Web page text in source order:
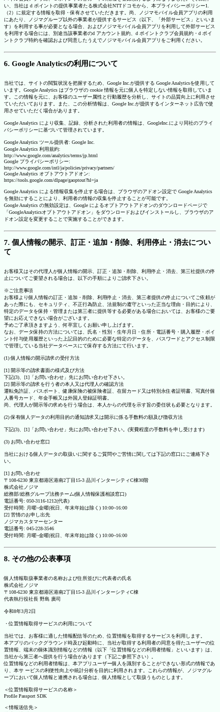
い、当社は d ポイントの提供事業者たる株式会社NTTドコモから、本プライバシーポリシー1.
（2）に規定する情報を取得・保有させていただきます。尚、ノジマモバイル会員アプリの利用
にあたり、ノジマグループ以外の事業者が提供するサービス（以下、「外部サービス」といいま
す）を利用する事が必要となる場合、およびノジマモバイル会員アプリを利用して外部サービス
を利用する場合には、別途当該事業者のd アカウント規約、d ポイントクラブ会員規約・d ポイ
ントクラブ特約を確認および同意したうえでノジマモバイル会員アプリをご利用ください。
6. Google Analyticsの利用について
当社では、サイトの閲覧状況を把握するため、Google Inc.が提供する Google Analyticsを使用して
います。Google Analytics はブラウザの cookie 情報を元に個人を特定しない情報を取得していま
す。この情報を元に、お客様のユーザー属性と行動履歴を分析し、サイトの品質向上に利用させ
ていただいております。また、この分析情報は、Google Inc.が提供するインターネット広告で使
用させていただく場合があります。
Google Analytics により収集、記録、分析された利用者の情報は、GoogleInc.により同社のプライ
バシーポリシーに基づいて管理されています。
Google Analytics ツール提供者: Google Inc.
Google Analytics 利用規約:
http://www.google.com/analytics/terms/jp.html
Google プライバシーポリシー:
http://www.google.com/intl/ja/policies/privacy/partners/
Google Analytics オプトアウトアドオン:
https://tools.google.com/dlpage/gaoptout?hl=ja
Google Analytics による情報収集を停止する場合は、ブラウザのアドオン設定で Google Analytics
を無効にすることにより、利用者の情報の収集を停止することが可能です。
Google Analytics の無効設定は、Google によるオプトアウトアドオンのダウンロードページで
「GoogleAnalyticsオプトアウトアドオン」をダウンロードおよびインストールし、ブラウザのア
ドオン設定を変更することで実施することができます。
7. 個人情報の開示、訂正・追加・削除、利用停止・消去につい
て
お客様又はその代理人が個人情報の開示、訂正・追加・削除、利用停止・消去、第三社提供の停
止についてご要望される場合は、以下の手順によりご請求下さい。
※ご注意事項
お客様より個人情報の訂正・追加・削除、利用停止・消去、第三者提供の停止についてご依頼が
あった際にも、セキュリティ、不正行為防止、法規制の遵守といった正当な理由・目的により、
特定のデータを保持・管理または第三者に提供等する必要がある場合においては、お客様のご要
望にお応えできない場合がございます。
予めご了承頂きますよう、何卒宜しくお願い申し上げます。
なお、データ保持の方法については、氏名・性別・生年月日・住所・電話番号・購入履歴・ポイ
ント付与使用履歴といった上記目的のために必要な特定のデータを、パスワードとアクセス制限
で管理している当社データベースにて保存する方法にて行います。
(1) 個人情報の開示請求の受付方法
[1] 開示等の請求書面の様式及び方法
下記(3)、[1]「お問い合わせ」先にお問い合わせ下さい。
[2] 開示等の請求を行う者の本人又は代理人の確認方法
運転免許証、パスポート、健康保険の被保険者証、在留カード又は特別永住者証明書、写真付個
人番号カード、年金手帳又は外国人登録証明書。
尚、代理人が開示等の求めを行う場合は、本人からの代理を示す旨の委任状も必要となります。
(2) 保有個人データの利用目的の通知請求又は開示に係る手数料の額及び徴収方法
下記(3)、[1]「お問い合わせ」先にお問い合わせ下さい。(実費程度の手数料を申し受けます)
(3) お問い合わせ窓口
当社における個人データの取扱いに関するご質問やご苦情に関しては下記の窓口にご連絡下さ
い。
[1] お問い合わせ
〒108-6230 東京都港区港南2丁目15-3 品川インターシティC棟30階
株式会社ノジマ
総務部/総務グループ法務チーム(個人情報保護相談窓口)
電話番号: 050-3116-1212(代表)
受付時間: 月曜~金曜(祝日、年末年始は除く) 10:00~16:00
[2] 苦情のお申し出先
ノジマカスタマーセンター
電話番号: 045-228-3546
受付時間: 月曜~金曜(祝日、年末年始は除く) 10:00~16:00
8. その他の公表事項
個人情報取扱事業者の名称および住所並びに代表者の氏名
株式会社ノジマ
〒108-6230 東京都港区港南2丁目15-3 品川インターシティC棟
代表執行役社長 野島 廣司
令和8年3月2日
・位置情報取得サービスの利用について
当社では、お客様に適した情報配信等のため、位置情報を取得するサービスを利用します。
本アプリのバックグラウンド時及び起動時に、当社が取得する利用者の同意を得たユーザーの位
置情報、端末の個体識別情報などの情報（以下「位置情報などの利用者情報」といいます）は、
当社から第三者へ提供を行う場合があります（下記ご参照下さい）。
位置情報などの利用者情報は、本アプリユーザー個人を識別することができない形式の情報であ
り、本サ ービスの利便性向上や統計分析を目的に利用されます。これらの情報が、ノジマグル
ープにおいて個人情報と連携される場合は、個人情報として取扱うものとします。
＜位置情報取得サービスの名称＞
Profile Passport SDK
＜情報送信先＞